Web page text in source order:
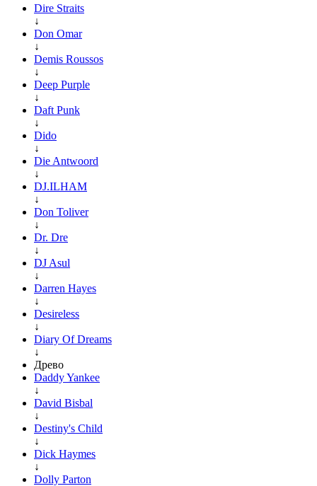
Dire Straits
↓
Don Omar
↓
Demis Roussos
↓
Deep Purple
↓
Daft Punk
↓
Dido
↓
Die Antwoord
↓
DJ.ILHAM
↓
Don Toliver
↓
Dr. Dre
↓
DJ Asul
↓
Darren Hayes
↓
Desireless
↓
Diary Of Dreams
↓
Древо
Daddy Yankee
↓
David Bisbal
↓
Destiny's Child
↓
Dick Haymes
↓
Dolly Parton